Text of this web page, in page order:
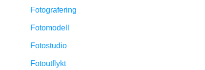
Fotografering
Fotomodell
Fotostudio
Fotoutflykt